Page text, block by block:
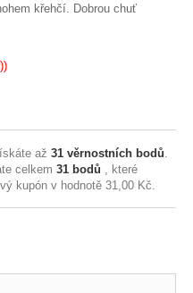
křehčí. Dobrou chuť
až31 věrnostních bodů
celkem31 bodů , které
kupón v hodnotě31,00 Kč